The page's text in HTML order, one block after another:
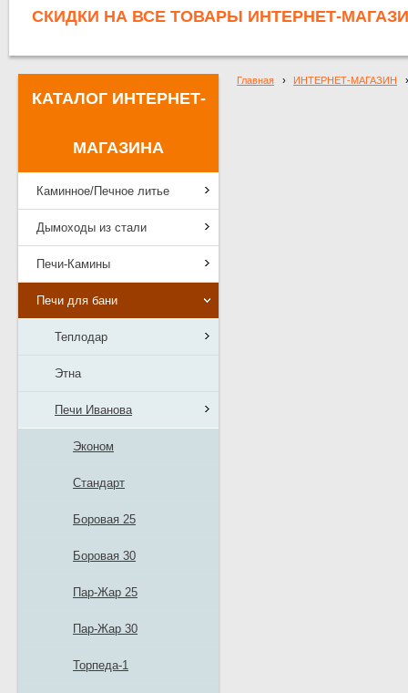
СКИДКИ НА ВСЕ ТОВАРЫ ИНТЕРНЕТ-
КАТАЛОГ ИНТЕРНЕТ-
МАГАЗИНА
Каминное/Печное литье
Дымоходы из стали
Печи-Камины
Печи для бани
Теплодар
Этна
Печи Иванова
Эконом
Стандарт
Боровая 25
Боровая 30
Пар-Жар 25
Пар-Жар 30
Торпеда-1
Главная › ИНТЕРНЕТ-МАГАЗИН ›